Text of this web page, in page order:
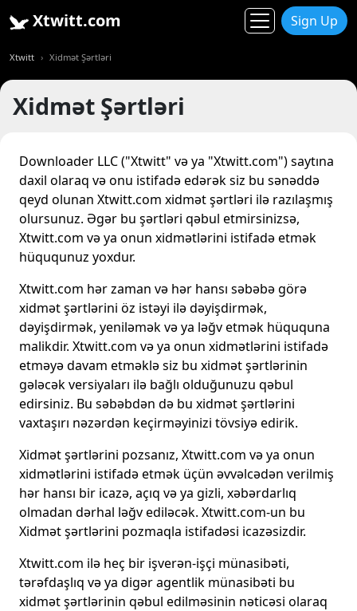
Xtwitt.com Sign Up
Xtwitt Xidmət Şərtləri
Xidmət Şərtləri
Downloader LLC ("Xtwitt" və ya "Xtwitt.com") saytına
daxil olaraq və onu istifadə edərək siz bu sənəddə
qeyd olunan Xtwitt.com xidmət şərtləri ilə razılaşmış
olursunuz. Əgər bu şərtləri qəbul etmirsinizsə,
Xtwitt.com və ya onun xidmətlərini istifadə etmək
hüququnuz yoxdur.
Xtwitt.com hər zaman və hər hansı səbəbə görə
xidmət şərtlərini öz istəyi ilə dəyişdirmək,
dəyişdirmək, yeniləmək və ya ləğv etmək hüququna
malikdir. Xtwitt.com və ya onun xidmətlərini istifadə
etməyə davam etməklə siz bu xidmət şərtlərinin
gələcək versiyaları ilə bağlı olduğunuzu qəbul
edirsiniz. Bu səbəbdən də bu xidmət şərtlərini
vaxtaşırı nəzərdən keçirməyinizi tövsiyə edirik.
Xidmət şərtlərini pozsanız, Xtwitt.com və ya onun
xidmətlərini istifadə etmək üçün əvvəlcədən verilmiş
hər hansı bir icazə, açıq və ya gizli, xəbərdarlıq
olmadan dərhal ləğv ediləcək. Xtwitt.com-un bu
Xidmət şərtlərini pozmaqla istifadəsi icazəsizdir.
Xtwitt.com ilə heç bir işverən-işçi münasibəti,
tərəfdaşlıq və ya digər agentlik münasibəti bu
xidmət şərtlərinin qəbul edilməsinin nəticəsi olaraq